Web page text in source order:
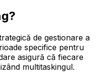
de gestionare a
specifice pentru
asigură că fiecare
multitaskingul.